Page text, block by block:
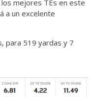
mejores TEs en este
a un excelente
para 519 yardas y 7